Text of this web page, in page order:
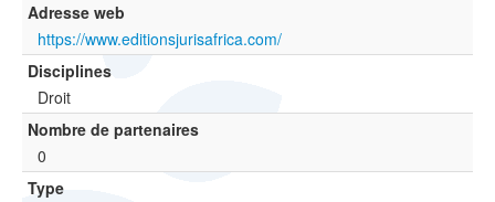
?
Adresse web
https://www.editionsjurisafrica.com/
Disciplines
Droit
Nombre de partenaires
0
Type